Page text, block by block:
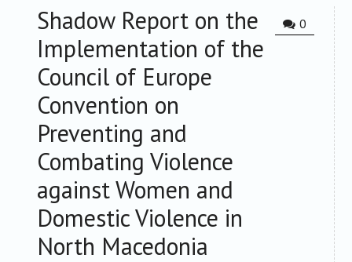
АКТИВНОСТИ
РЕСУРСИ
ЗА ЧЛЕНКИТЕ
ФОРУМ
ЗА ПЛАТФОРМАТА
КОНТАКТ
0
Shadow Report on the
Implementation of the
Council of Europe
Convention on
Preventing and
Combating Violence
against Women and
Domestic Violence in
North Macedonia